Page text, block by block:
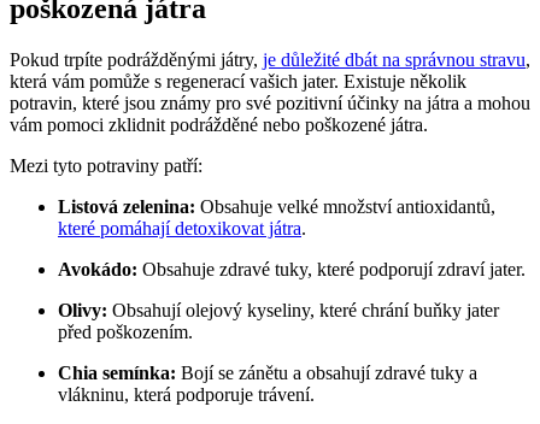
poškozená játra
Pokud trpíte podrážděnými játry, je důležité dbát na správnou stravu,
která vám pomůže s regenerací vašich jater. Existuje několik
potravin, které jsou známy pro své pozitivní účinky na játra a mohou
vám pomoci zklidnit podrážděné nebo poškozené játra.
Mezi tyto potraviny patří:
Listová zelenina: Obsahuje velké množství antioxidantů,
které pomáhají detoxikovat játra.
Avokádo: Obsahuje zdravé tuky, které podporují zdraví jater.
Olivy: Obsahují olejový kyseliny, které chrání buňky jater
před poškozením.
Chia semínka: Bojí se zánětu a obsahují zdravé tuky a
vlákninu, která podporuje trávení.